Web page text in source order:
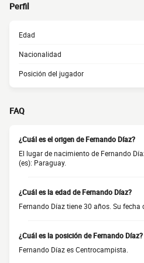
Perfil
Edad
Nacionalidad
Posición del jugador
FAQ
¿Cuál es el origen de Fernando Díaz?
El lugar de nacimiento de Fernando
(es): Paraguay.
¿Cuál es la edad de Fernando Díaz?
Fernando Díaz tiene 30 años. Su
¿Cuál es la posición de Fernando Díaz?
Fernando Díaz es Centrocampista.